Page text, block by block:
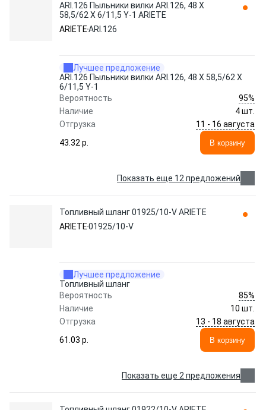
ARI.126 Пыльники вилки ARI.126, 48 X
58,5/62 X 6/11,5 Y-1 ARIETE
ARIETEARI.126
Лучшее предложение
ARI.126 Пыльники вилки ARI.126, 48 X 58,5/62 X
6/11,5 Y-1
Вероятность
95%
Наличие
4 шт.
Отгрузка
11 - 16 августа
43.32 p.
В корзину
Показать еще 12 предложений
Топливный шланг 01925/10-V ARIETE
ARIETE01925/10-V
Лучшее предложение
Топливный шланг
Вероятность
85%
Наличие
10 шт.
Отгрузка
13 - 18 августа
61.03 p.
В корзину
Показать еще 2 предложения